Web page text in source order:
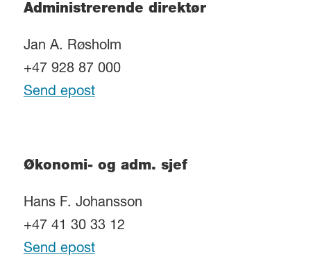
Administrerende direktør
Jan A. Røsholm
+47 928 87 000
Send epost
Økonomi- og adm. sjef
Hans F. Johansson
+47 41 30 33 12
Send epost